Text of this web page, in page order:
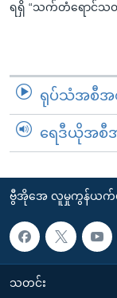
ရရှိ “သက်တံရောင်သတ
ရုပ်သံအစီအစ
ရေဒီယိုအစီအ
ဗွီအိုအေ လူမှုကွန်ယက်မ
သတင်း